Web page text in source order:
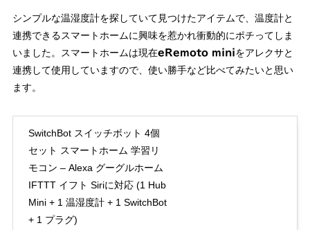
シンプルな温湿度計を探していて見つけたアイテムで、温度計と
連携できるスマートホームに興味を惹かれ衝動的にポチってしま
いました。スマートホームは現在eRemoto miniをアレクサと
連携して使用していますので、使い勝手など比べてみたいと思い
ます。
SwitchBot スイッチボット 4個
セット スマートホーム 学習リ
モコン – Alexa グーグルホーム
IFTTT イフト Siriに対応 (1 Hub
Mini + 1 温湿度計 + 1 SwitchBot
+ 1 プラグ)